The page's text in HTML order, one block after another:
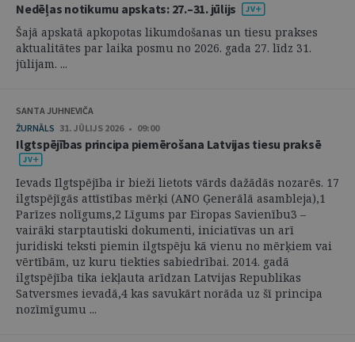
Nedēļas notikumu apskats: 27.–31. jūlijs
Šajā apskatā apkopotas likumdošanas un tiesu prakses
aktualitātes par laika posmu no 2026. gada 27. līdz 31.
jūlijam. ...
SANTA JUHNEVIČA
ŽURNĀLS 31. JŪLIJS 2026 • 09:00
Ilgtspējības principa piemērošana Latvijas tiesu praksē
Ievads Ilgtspējība ir bieži lietots vārds dažādās nozarēs. 17
ilgtspējīgās attīstības mērķi (ANO Ģenerālā asambleja),1
Parīzes nolīgums,2 Līgums par Eiropas Savienību3 –
vairāki starptautiski dokumenti, iniciatīvas un arī
juridiski teksti piemin ilgtspēju kā vienu no mērķiem vai
vērtībām, uz kuru tiekties sabiedrībai. 2014. gadā
ilgtspējība tika iekļauta arīdzan Latvijas Republikas
Satversmes ievadā,4 kas savukārt norāda uz šī principa
nozīmīgumu ...